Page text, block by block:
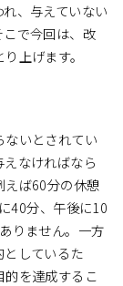
、与えていない
で今回は、改
上げます。
いとされてい
なければなら
えば60分の休憩
40分、午後に10
りません。一方
しているた
を達成するこ